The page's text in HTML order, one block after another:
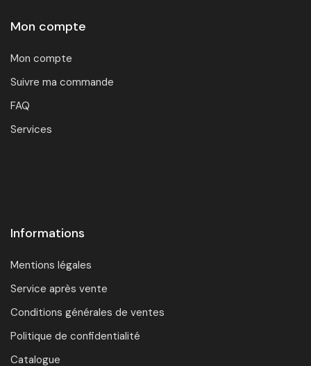
Mon compte
Mon compte
Suivre ma commande
FAQ
Services
Informations
Mentions légales
Service après vente
Conditions générales de ventes
Politique de confidentialité
Catalogue